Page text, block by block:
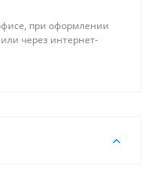
при оформлении
через интернет-